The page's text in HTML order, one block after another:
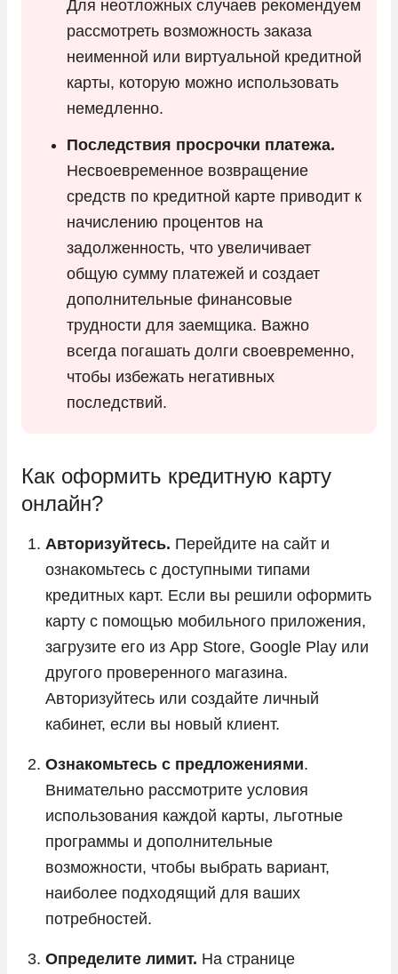
Для неотложных случаев рекомендуем
рассмотреть возможность заказа
неименной или виртуальной кредитной
карты, которую можно использовать
немедленно.
Последствия просрочки платежа.
Несвоевременное возвращение
средств по кредитной карте приводит к
начислению процентов на
задолженность, что увеличивает
общую сумму платежей и создает
дополнительные финансовые
трудности для заемщика. Важно
всегда погашать долги своевременно,
чтобы избежать негативных
последствий.
Как оформить кредитную карту
онлайн?
Авторизуйтесь. Перейдите на сайт и
ознакомьтесь с доступными типами
кредитных карт. Если вы решили оформить
карту с помощью мобильного приложения,
загрузите его из App Store, Google Play или
другого проверенного магазина.
Авторизуйтесь или создайте личный
кабинет, если вы новый клиент.
Ознакомьтесь с предложениями.
Внимательно рассмотрите условия
использования каждой карты, льготные
программы и дополнительные
возможности, чтобы выбрать вариант,
наиболее подходящий для ваших
потребностей.
Определите лимит. На странице